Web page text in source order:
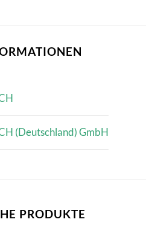
(Deutschland) GmbH
PRODUKTE